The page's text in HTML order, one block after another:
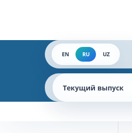
EN RU UZ
Текущий выпуск